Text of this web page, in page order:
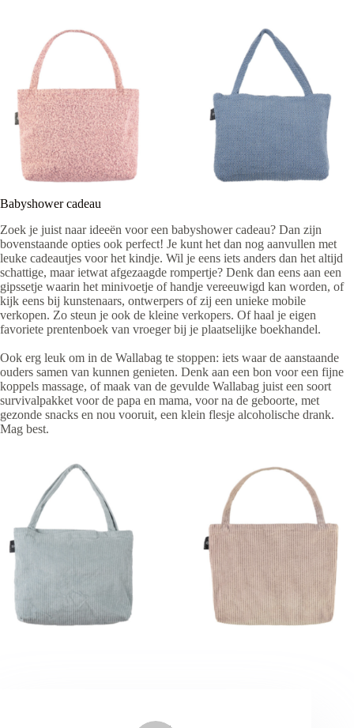
Babyshower cadeau
Zoek je juist naar ideeën voor een babyshower cadeau? Dan zijn
bovenstaande opties ook perfect! Je kunt het dan nog aanvullen met
leuke cadeautjes voor het kindje. Wil je eens iets anders dan het altijd
schattige, maar ietwat afgezaagde rompertje? Denk dan eens aan een
gipssetje waarin het minivoetje of handje vereeuwigd kan worden, of
kijk eens bij kunstenaars, ontwerpers of zij een unieke mobile
verkopen. Zo steun je ook de kleine verkopers. Of haal je eigen
favoriete prentenboek van vroeger bij je plaatselijke boekhandel.
Ook erg leuk om in de Wallabag te stoppen: iets waar de aanstaande
ouders samen van kunnen genieten. Denk aan een bon voor een fijne
koppels massage, of maak van de gevulde Wallabag juist een soort
survivalpakket voor de papa en mama, voor na de geboorte, met
gezonde snacks en nou vooruit, een klein flesje alcoholische drank.
Mag best.